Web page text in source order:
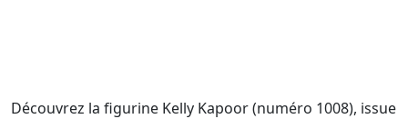
Découvrez la figurine Kelly Kapoor (numéro 1008), issue